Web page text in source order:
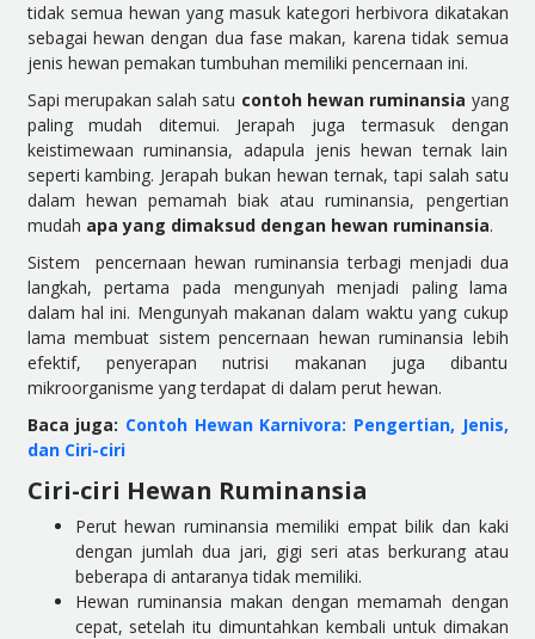
tidak semua hewan yang masuk kategori herbivora dikatakan
sebagai hewan dengan dua fase makan, karena tidak semua
jenis hewan pemakan tumbuhan memiliki pencernaan ini.
Sapi merupakan salah satu contoh hewan ruminansia yang
paling mudah ditemui. Jerapah juga termasuk dengan
keistimewaan ruminansia, adapula jenis hewan ternak lain
seperti kambing. Jerapah bukan hewan ternak, tapi salah satu
dalam hewan pemamah biak atau ruminansia, pengertian
mudah apa yang dimaksud dengan hewan ruminansia.
Sistem pencernaan hewan ruminansia terbagi menjadi dua
langkah, pertama pada mengunyah menjadi paling lama
dalam hal ini. Mengunyah makanan dalam waktu yang cukup
lama membuat sistem pencernaan hewan ruminansia lebih
efektif, penyerapan nutrisi makanan juga dibantu
mikroorganisme yang terdapat di dalam perut hewan.
Baca juga: Contoh Hewan Karnivora: Pengertian, Jenis,
dan Ciri-ciri
Ciri-ciri Hewan Ruminansia
Perut hewan ruminansia memiliki empat bilik dan kaki
dengan jumlah dua jari, gigi seri atas berkurang atau
beberapa di antaranya tidak memiliki.
Hewan ruminansia makan dengan memamah dengan
cepat, setelah itu dimuntahkan kembali untuk dimakan